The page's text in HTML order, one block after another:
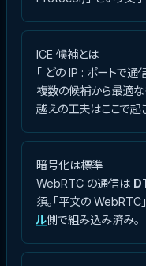
ICE 候補とは
「 どの IP : ポートで通
複数の候補から最適な
越えの工夫はここで起
暗号化は標準
WebRTC の通信は
須。「平文の WebRTC
ル側で組み込み済み。